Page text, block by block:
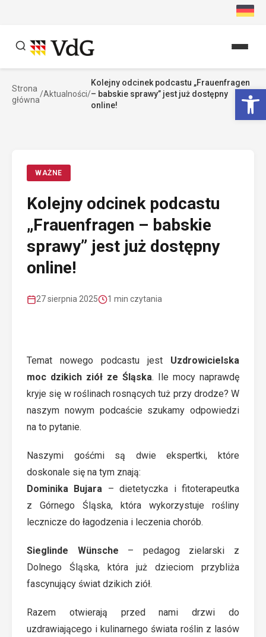
Szukaj
Szukaj
Strona
główna
/Aktualności/
Kolejny odcinek podcastu „Frauenfragen
– babskie sprawy” jest już dostępny
online!
WAŻNE
Kolejny odcinek podcastu
„Frauenfragen – babskie
sprawy” jest już dostępny
online!
27 sierpnia 2025 1 min czytania
Temat nowego podcastu jest Uzdrowicielska
moc dzikich ziół ze Śląska. Ile mocy naprawdę
kryje się w roślinach rosnących tuż przy drodze? W
naszym nowym podcaście szukamy odpowiedzi
na to pytanie.
Naszymi gośćmi są dwie ekspertki, które
doskonale się na tym znają:
Dominika Bujara – dietetyczka i fitoterapeutka
z
Górnego Śląska, która wykorzystuje rośliny
lecznicze do łagodzenia i leczenia chorób.
Sieglinde Wünsche – pedagog zielarski z
Dolnego Śląska, która już dzieciom przybliża
fascynujący świat dzikich ziół.
Razem otwierają przed nami drzwi do
uzdrawiającego i kulinarnego świata roślin z lasów